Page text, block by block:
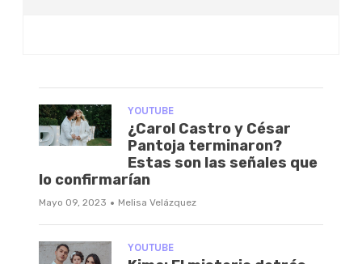
YOUTUBE
¿Carol Castro y César
Pantoja terminaron?
Estas son las señales que
lo confirmarían
Mayo 09, 2023 · Melisa Velázquez
YOUTUBE